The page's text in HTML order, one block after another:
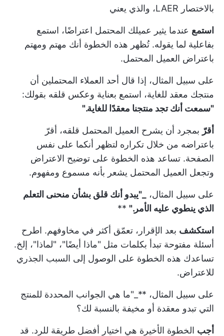
بالاختصار LAER، والذي يعني
استمع عندما يثير عميلك المحتمل اعتراضًا، استمع
بفاعلية لما يقوله. تُظهر هذه الخطوة أنك مهتم ومهتم
باعتراض العميل المحتمل.
على سبيل المثال، إذا قال أحد العملاء المحتملين أن
منتجك معقد للغاية، استمع بعناية وعكس قلقه بقولك:
"سمعت أنك تجد منتجنا معقدًا للغاية."
أقرّ بمجرد أن يشرح العميل المحتمل قلقه، أقرّ
باعتراضه من خلال تكراره لتظهر أنكما على نفس
الصفحة. تساعد هذه الخطوة على توضيح الاعتراض
وتجعل العميل المحتمل يشعر بأنه مسموع ومفهوم.
على سبيل المثال،
_"يبدو أنك قلق بشأن منحنى التعلم
الذي ينطوي عليه الأمر." **
استكشف بعد الإقرار، تعمّق أكثر في مخاوفهم. اطرح
أسئلة مفتوحة تبدأ بكلمات مثل "ماذا أيضًا"، "لماذا"، إلخ.
تساعدك هذه الخطوة على الوصول إلى السبب الجذري
للاعتراض.
على سبيل المثال، **_"ما هي الجوانب المحددة للمنتج
التي تبدو معقدة أو مخيفة بالنسبة لك؟
أجب الخطوة الأخيرة هي اختيار أفضل طريقة للرد. قد